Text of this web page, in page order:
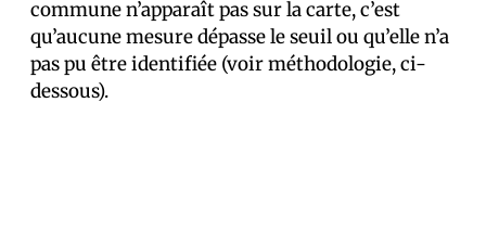
commune n’apparaît pas sur la carte, c’est
qu’aucune mesure dépasse le seuil ou qu’elle n’a
pas pu être identifiée (voir méthodologie, ci-
dessous).